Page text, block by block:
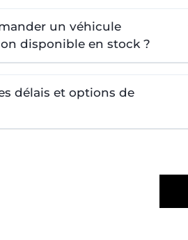
un véhicule
disponible en stock ?
délais et options de